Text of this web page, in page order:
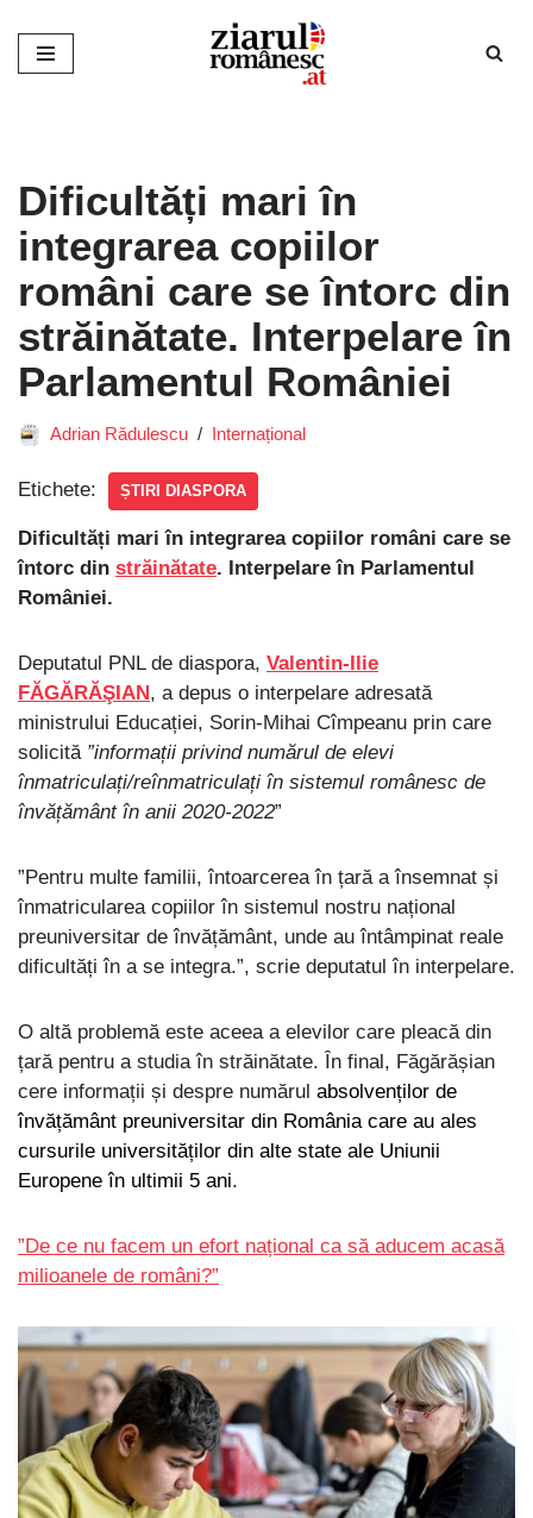
Sari
Dificultăți mari în
integrarea copiilor
români care se întorc din
străinătate. Interpelare în
Parlamentul României
Adrian Rădulescu Internațional
Etichete: ȘTIRI DIASPORA
Dificultăți mari în integrarea copiilor români care se
întorc din străinătate. Interpelare în Parlamentul
României.
Deputatul PNL de diaspora, Valentin-Ilie
FĂGĂRĂŞIAN, a depus o interpelare adresată
ministrului Educației, Sorin-Mihai Cîmpeanu prin care
solicită”informații privind numărul de elevi
înmatriculați/reînmatriculați în sistemul românesc de
învățământ în anii 2020-2022”
”Pentru multe familii, întoarcerea în țară a însemnat și
înmatricularea copiilor în sistemul nostru național
preuniversitar de învățământ, unde au întâmpinat reale
dificultăți în a se integra.”, scrie deputatul în interpelare.
O altă problemă este aceea a elevilor care pleacă din
țară pentru a studia în străinătate. În final, Făgărășian
cere informații și despre numărul absolvenților de
învățământ preuniversitar din România care au ales
cursurile universităților din alte state ale Uniunii
Europene în ultimii 5 ani.
”De ce nu facem un efort național ca să aducem acasă
milioanele de români?”